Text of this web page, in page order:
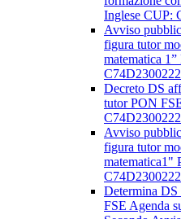
Inglese CUP:
Avviso
figura tutor
matematica
Decreto DS
tutor PON
Avviso
figura tutor
matematica1"
Determina
FSE Agenda